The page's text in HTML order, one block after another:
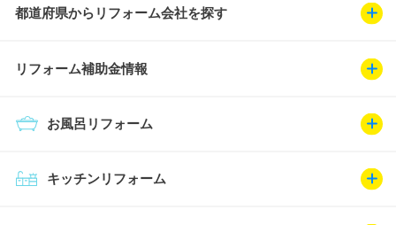
都道府県からリフォーム会社を探す
リフォーム補助金情報
キッチンリフォーム
お風呂リフォーム